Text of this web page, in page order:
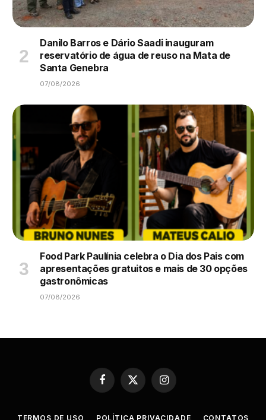
Danilo Barros e Dário Saadi inauguram
reservatório de água de reuso na Mata de
Santa Genebra
07/08/2026
Food Park Paulínia celebra o Dia dos Pais com
apresentações gratuitos e mais de 30 opções
gastronômicas
07/08/2026
Facebook
X
(Twitter)
Instagram
TERMOS DE USO POLÍTICA PRIVACIDADE CONTATOS